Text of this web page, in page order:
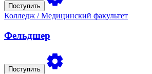
Поступить
Колледж / Медицинский факультет
Фельдшер
Поступить